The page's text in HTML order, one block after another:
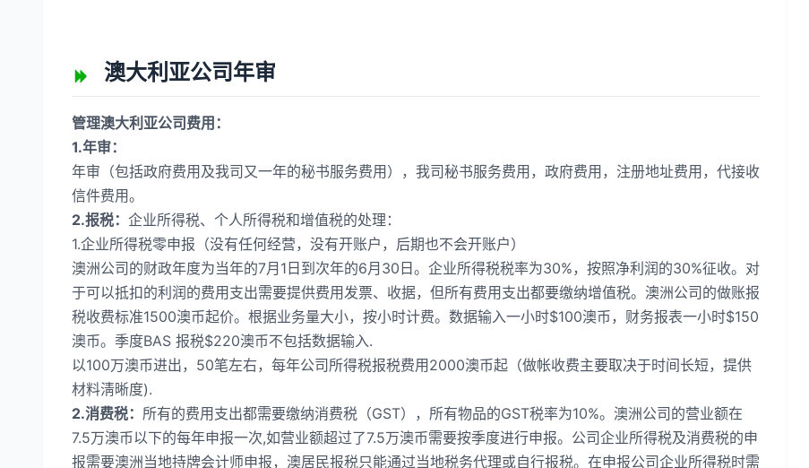
澳大利亚公司年审
管理澳大利亚公司费用：
1.年审：
年审（包括政府费用及我司又一年的秘书服务费用），我司秘书服务费用，政府费用，注册地址费用，代接收
信件费用。
2.报税： 企业所得税、个人所得税和增值税的处理：
1.企业所得税零申报（没有任何经营，没有开账户，后期也不会开账户）
澳洲公司的财政年度为当年的7月1日到次年的6月30日。企业所得税税率为30%，按照净利润的30%征收。对
于可以抵扣的利润的费用支出需要提供费用发票、收据，但所有费用支出都要缴纳增值税。澳洲公司的做账报
税收费标准1500澳币起价。根据业务量大小，按小时计费。数据输入一小时$100澳币，财务报表一小时$150
澳币。季度BAS 报税$220澳币不包括数据输入.
以100万澳币进出，50笔左右，每年公司所得税报税费用2000澳币起（做帐收费主要取决于时间长短，提供
材料淸晰度).
2.消费税： 所有的费用支出都需要缴纳消费税（GST），所有物品的GST税率为10%。澳洲公司的营业额在
7.5万澳币以下的每年申报一次,如营业额超过了7.5万澳币需要按季度进行申报。公司企业所得税及消费税的申
报需要澳洲当地持牌会计师申报，澳居民报税只能通过当地税务代理或自行报税。在申报公司企业所得税时需